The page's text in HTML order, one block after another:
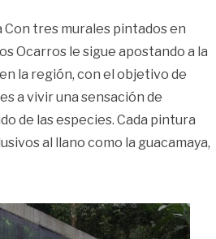
Con tres murales pintados en
Ocarros le sigue apostando a la
la región, con el objetivo de
a vivir una sensación de
de las especies. Cada pintura
al llano como la guacamaya,